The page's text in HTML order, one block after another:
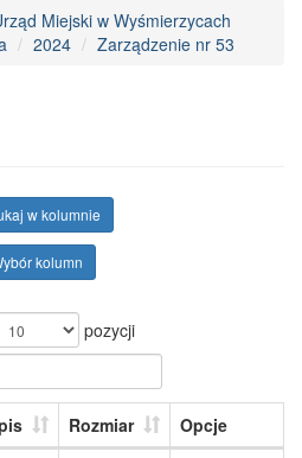
Miejski w Wyśmierzycach
2024 Zarządzenie nr 53
w kolumnie
kolumn
pozycji
Rozmiar
Opcje